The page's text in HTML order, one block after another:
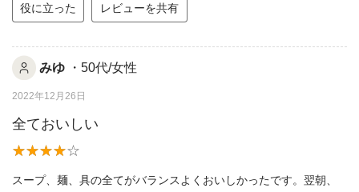
役に立った レビューを共有
みゆ ・50代/女性
2022年12月26日
全ておいしい
スープ、麺、具の全てがバランスよくおいしかったです。翌朝、